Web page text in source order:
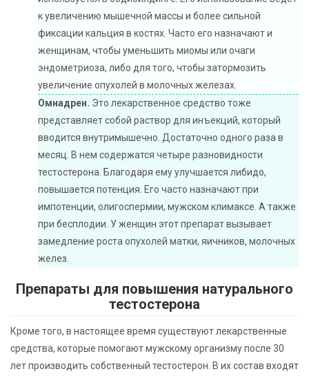
к увеличению мышечной массы и более сильной
фиксации кальция в костях. Часто его назначают и
женщинам, чтобы уменьшить миомы или очаги
эндометриоза, либо для того, чтобы затормозить
увеличение опухолей в молочных железах.
Омнадрен. Это лекарственное средство тоже
представляет собой раствор для инъекций, который
вводится внутримышечно. Достаточно одного раза в
месяц. В нем содержатся четыре разновидности
тестостерона. Благодаря ему улучшается либидо,
повышается потенция. Его часто назначают при
импотенции, олигоспермии, мужском климаксе. А также
при бесплодии. У женщин этот препарат вызывает
замедление роста опухолей матки, яичников, молочных
желез.
Препараты для повышения натурального
тестостерона
Кроме того, в настоящее время существуют лекарственные
средства, которые помогают мужскому организму после 30
лет производить собственный тестостерон. В их состав входят